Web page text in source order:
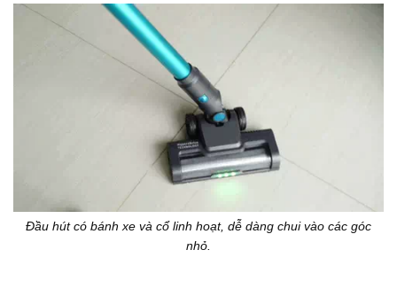
Đầu hút có bánh xe và cổ linh hoạt, dễ dàng chui vào các góc
nhỏ.